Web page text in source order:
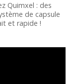
Quimxel : des
de capsule
et rapide !